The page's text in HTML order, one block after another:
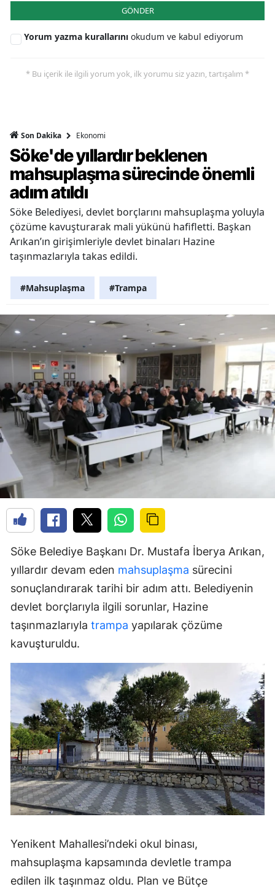
GÖNDER
Yorum yazma kurallarını okudum ve kabul ediyorum
* Bu içerik ile ilgili yorum yok, ilk yorumu siz yazın, tartışalım *
Son Dakika Ekonomi
Söke'de yıllardır beklenen
mahsuplaşma sürecinde önemli
adım atıldı
Söke Belediyesi, devlet borçlarını mahsuplaşma yoluyla
çözüme kavuşturarak mali yükünü hafifletti. Başkan
Arıkan’ın girişimleriyle devlet binaları Hazine
taşınmazlarıyla takas edildi.
#Mahsuplaşma #Trampa
Söke Belediye Başkanı Dr. Mustafa İberya Arıkan,
yıllardır devam eden mahsuplaşma sürecini
sonuçlandırarak tarihi bir adım attı. Belediyenin
devlet borçlarıyla ilgili sorunlar, Hazine
taşınmazlarıyla trampa yapılarak çözüme
kavuşturuldu.
Yenikent Mahallesi’ndeki okul binası,
mahsuplaşma kapsamında devletle trampa
edilen ilk taşınmaz oldu. Plan ve Bütçe